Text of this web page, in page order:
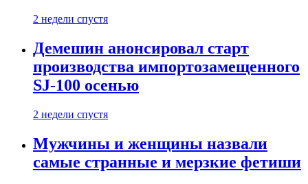
2 недели спустя
Демешин анонсировал старт
производства импортозамещенного
SJ-100 осенью
2 недели спустя
Мужчины и женщины назвали
самые странные и мерзкие фетиши